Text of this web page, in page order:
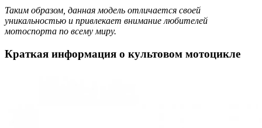
Таким образом, данная модель отличается своей
уникальностью и привлекает внимание любителей
мотоспорта по всему миру.
Краткая информация о культовом мотоцикле